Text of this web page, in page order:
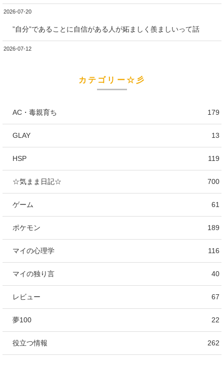
2026-07-20
”自分”であることに自信がある人が妬ましく羨ましいって話
2026-07-12
カテゴリー☆彡
AC・毒親育ち 179
GLAY 13
HSP 119
☆気まま日記☆ 700
ゲーム 61
ポケモン 189
マイの心理学 116
マイの独り言 40
レビュー 67
夢100 22
役立つ情報 262